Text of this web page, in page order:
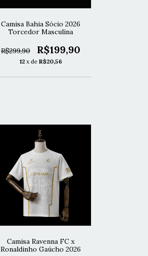
Camisa Bahia Sócio 2026
Torcedor Masculina
R$299,90 R$199,90
12 x de R$20,56
Camisa Ravenna FC x
Ronaldinho Gaúcho 2026